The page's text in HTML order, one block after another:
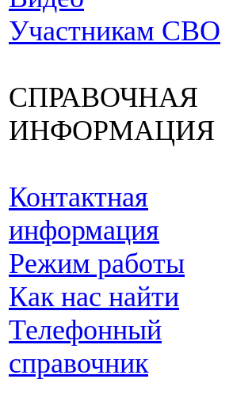
Участникам СВО
СПРАВОЧНАЯ
ИНФОРМАЦИЯ
Контактная
информация
Режим работы
Как нас найти
Телефонный
справочник